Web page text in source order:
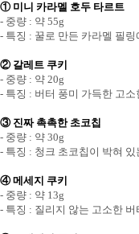
① 미니 카라멜 호두 타르트
- 중량 : 약 55g
- 특징 : 꿀로 만든 카라멜 필
② 갈레트 쿠키
- 중량 : 약 20g
- 특징 : 버터 풍미 가득한 고소
③ 진짜 촉촉한 초코칩
- 중량 : 약 30g
- 특징 : 청크 초코칩이 박혀
④ 메세지 쿠키
- 중량 : 약 13g
- 특징 : 질리지 않는 고소한